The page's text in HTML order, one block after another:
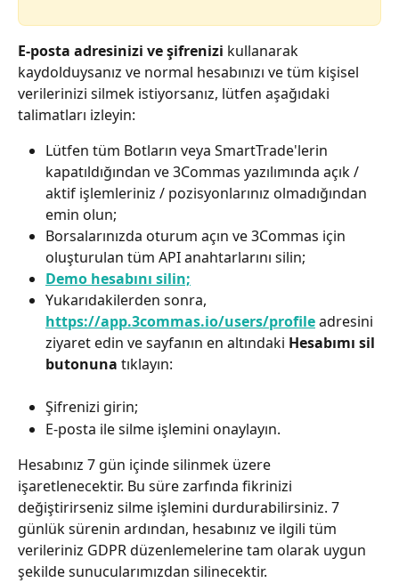
E-posta adresinizi ve şifrenizi kullanarak
kaydolduysanız ve normal hesabınızı ve tüm kişisel
verilerinizi silmek istiyorsanız, lütfen aşağıdaki
talimatları izleyin:
Lütfen tüm Botların veya SmartTrade'lerin
kapatıldığından ve 3Commas yazılımında açık /
aktif işlemleriniz / pozisyonlarınız olmadığından
emin olun;
Borsalarınızda oturum açın ve 3Commas için
oluşturulan tüm API anahtarlarını silin;
Demo hesabını silin;
Yukarıdakilerden sonra,
https://app.3commas.io/users/profile adresini
ziyaret edin ve sayfanın en altındaki Hesabımı sil
butonuna tıklayın:
Şifrenizi girin;
E-posta ile silme işlemini onaylayın.
Hesabınız 7 gün içinde silinmek üzere
işaretlenecektir. Bu süre zarfında fikrinizi
değiştirirseniz silme işlemini durdurabilirsiniz. 7
günlük sürenin ardından, hesabınız ve ilgili tüm
verileriniz GDPR düzenlemelerine tam olarak uygun
şekilde sunucularımızdan silinecektir.